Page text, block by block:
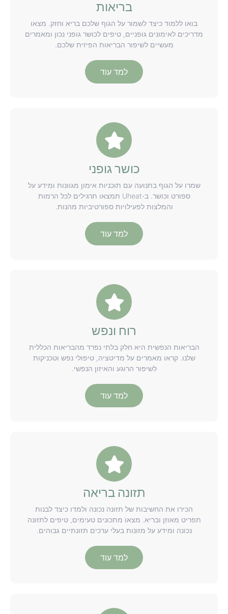
בריאות
בואו ללמוד כיצד לשמור על הגוף שלכם בריא וחזק. מצאו
מדריכים לאימונים גופניים, טיפים לכושר גופני נכון ומאמרים
מעשיים לשיפור הבריאות הפיזית שלכם.
למד עוד
כושר גופני
שמרו על הגוף בתנועה עם תוכניות אימון מגוונות ומידע על
ספורט וכושר. ב-Uheat תמצאו תרגילים לכל הרמות
והמלצות לפעילויות ספורטיביות מהנות.
למד עוד
רוח ונפש
הבריאות הנפשית היא חלק בלתי נפרד מהבריאות הכללית
שלנו. קראו מאמרים על מדיטציה, טיפולי נפש וטכניקות
לשיפור הרוגע והאיזון הנפשי.
למד עוד
תזונה בריאה
הכירו את החשיבות של תזונה נכונה ולמדו כיצד לבנות
תפריט מאוזן ובריא. מצאו מתכונים טעימים, טיפים לתזונה
נכונה ומידע על מזונות בעלי ערכים תזונתיים גבוהים.
למד עוד